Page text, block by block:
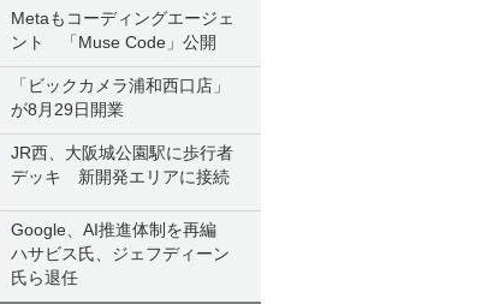
Metaもコーディングエージェ
ント 「Muse Code」公開
「ビックカメラ浦和西口店」
が8月29日開業
JR西、大阪城公園駅に歩行者
デッキ 新開発エリアに接続
Google、AI推進体制を再編
ハサビス氏、ジェフディーン
氏ら退任